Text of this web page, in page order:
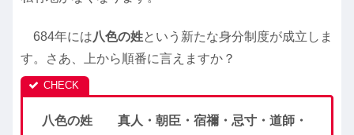
684年には八色の姓という新たな身分制度が成立しま
す。さあ、上から順番に言えますか？
八色の姓 真人・朝臣・宿禰・忌寸・道師・